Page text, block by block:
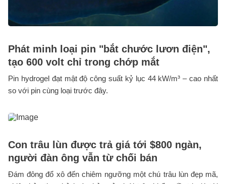
Phát minh loại pin "bắt chước lươn điện",
tạo 600 volt chỉ trong chớp mắt
Pin hydrogel đạt mật độ công suất kỷ lục 44 kW/m³ – cao nhất
so với pin cùng loại trước đây.
Con trâu lùn được trả giá tới $800 ngàn,
người đàn ông vẫn từ chối bán
Đám đông đổ xô đến chiêm ngưỡng một chú trâu lùn đẹp mã,